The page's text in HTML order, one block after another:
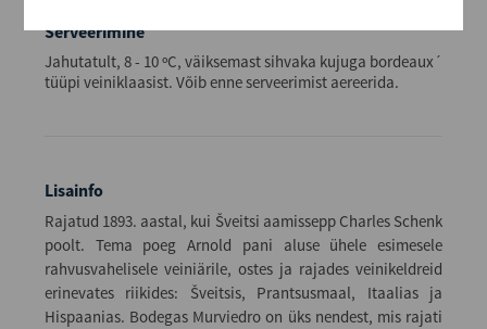
Serveerimine
Jahutatult, 8 - 10 ºC, väiksemast sihvaka kujuga bordeaux´
tüüpi veiniklaasist. Võib enne serveerimist aereerida.
Lisainfo
Rajatud 1893. aastal, kui Šveitsi aamissepp Charles Schenk
poolt. Tema poeg Arnold pani aluse ühele esimesele
rahvusvahelisele veiniärile, ostes ja rajades veinikeldreid
erinevates riikides: Šveitsis, Prantsusmaal, Itaalias ja
Hispaanias. Bodegas Murviedro on üks nendest, mis rajati